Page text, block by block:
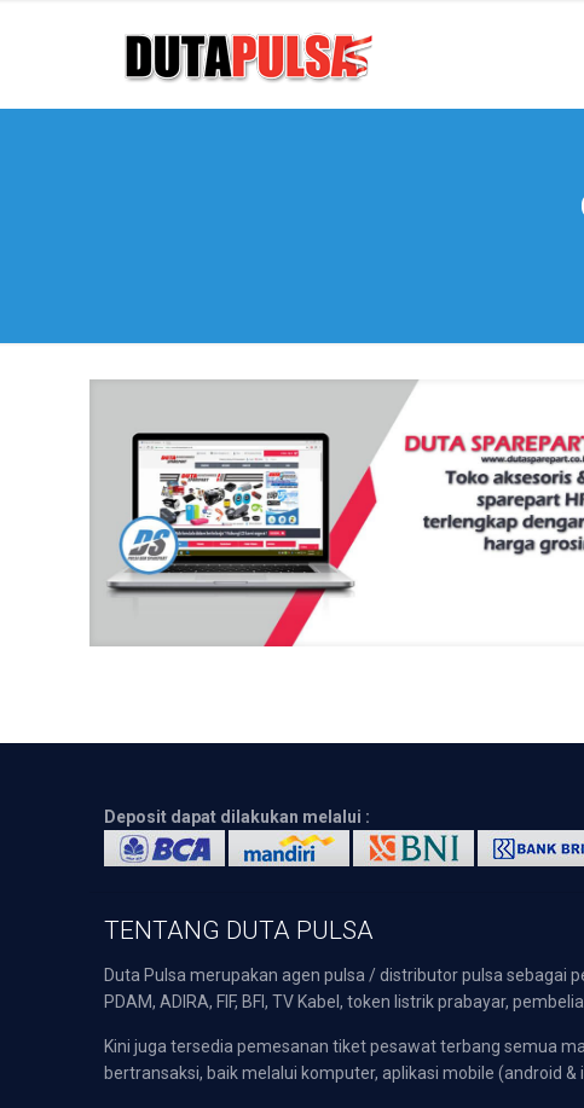
Deposit dapat dilakukan melalui :
TENTANG DUTA PULSA
Duta Pulsa merupakan agen pulsa / distributor pulsa sebagai
PDAM, ADIRA, FIF, BFI, TV Kabel, token listrik prabayar,
Kini juga tersedia pemesanan tiket pesawat terbang semua
bertransaksi, baik melalui komputer, aplikasi mobile (android